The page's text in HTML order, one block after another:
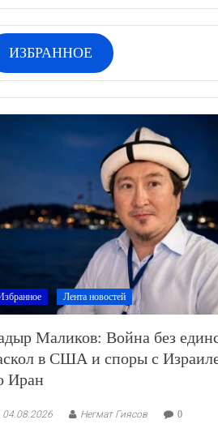
ИЗБРАННОЕ
Лента новостей
Маликов: Война без
в США и споры с
Иран
04.08.2026 Негмат Гиясов 0